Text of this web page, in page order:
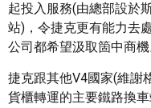
起投入服務(由總部設於
站)，令捷克更有能力去
公司都希望汲取箇中商機
捷克跟其他V4國家(維謝
貨櫃轉運的主要鐵路換